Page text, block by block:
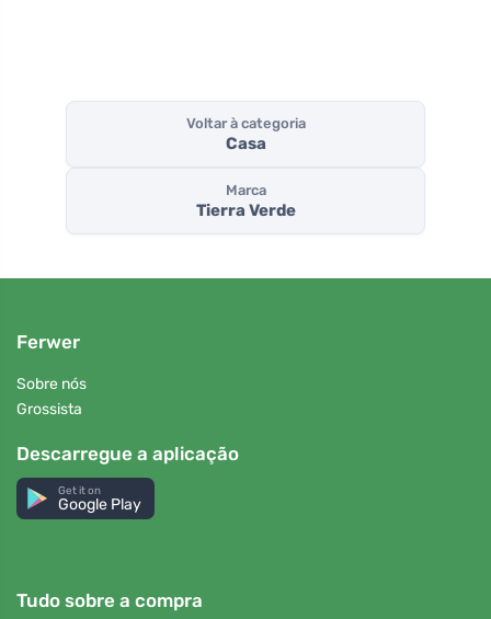
Voltar à categoria
Casa
Marca
Tierra Verde
Ferwer
Sobre nós
Grossista
Descarregue a aplicação
Get it on
Google Play
Tudo sobre a compra